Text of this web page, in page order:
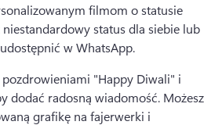
filmom o statusie
status dla siebie lub
w WhatsApp.
"Happy Diwali" i
dodać radosną wiadomość. Możesz
grafikę na fajerwerki i